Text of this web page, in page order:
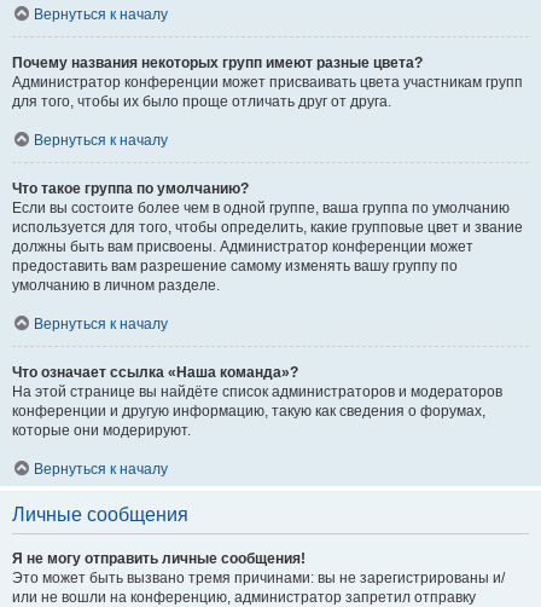
Вернуться к началу
Почему названия некоторых групп имеют разные цвета?
Администратор конференции может присваивать цвета участникам групп
для того, чтобы их было проще отличать друг от друга.
Вернуться к началу
Что такое группа по умолчанию?
Если вы состоите более чем в одной группе, ваша группа по умолчанию
используется для того, чтобы определить, какие групповые цвет и звание
должны быть вам присвоены. Администратор конференции может
предоставить вам разрешение самому изменять вашу группу по
умолчанию в личном разделе.
Вернуться к началу
Что означает ссылка «Наша команда»?
На этой странице вы найдёте список администраторов и модераторов
конференции и другую информацию, такую как сведения о форумах,
которые они модерируют.
Вернуться к началу
Личные сообщения
Я не могу отправить личные сообщения!
Это может быть вызвано тремя причинами: вы не зарегистрированы и/
или не вошли на конференцию, администратор запретил отправку